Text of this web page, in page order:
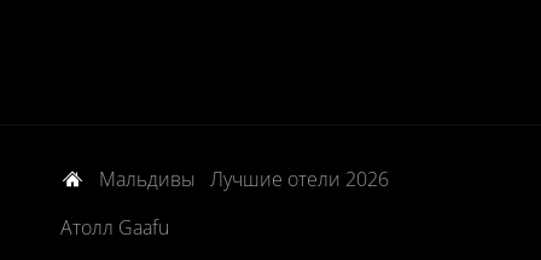
Мальдивы Лучшие отели 2026
Атолл Gaafu